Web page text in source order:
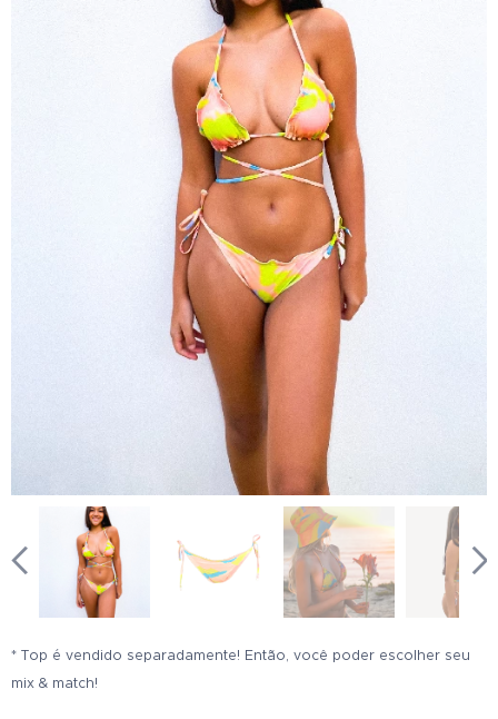
* Top é vendido separadamente! Então, você poder escolher seu
mix & match!